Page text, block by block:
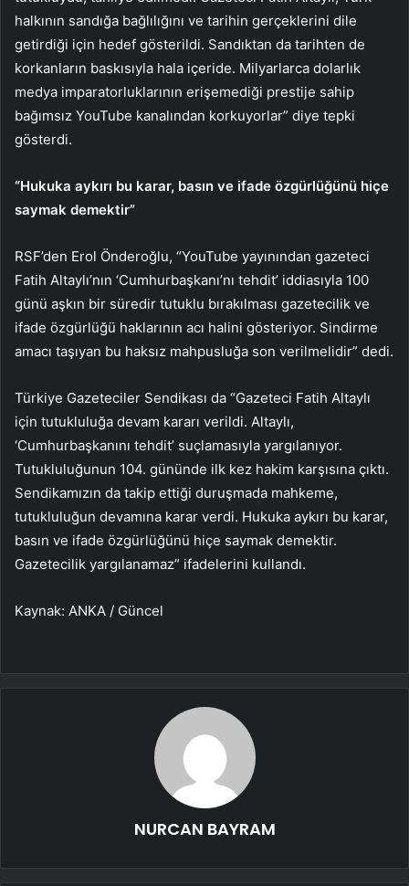
halkının sandığa bağlılığını ve tarihin gerçeklerini dile
getirdiği için hedef gösterildi. Sandıktan da tarihten de
korkanların baskısıyla hala içeride. Milyarlarca dolarlık
medya imparatorluklarının erişemediği prestije sahip
bağımsız YouTube kanalından korkuyorlar” diye tepki
gösterdi.
“Hukuka aykırı bu karar, basın ve ifade özgürlüğünü hiçe
saymak demektir”
RSF’den Erol Önderoğlu, “YouTube yayınından gazeteci
Fatih Altaylı’nın ‘Cumhurbaşkanı’nı tehdit’ iddiasıyla 100
günü aşkın bir süredir tutuklu bırakılması gazetecilik ve
ifade özgürlüğü haklarının acı halini gösteriyor. Sindirme
amacı taşıyan bu haksız mahpusluğa son verilmelidir” dedi.
Türkiye Gazeteciler Sendikası da “Gazeteci Fatih Altaylı
için tutukluluğa devam kararı verildi. Altaylı,
‘Cumhurbaşkanını tehdit’ suçlamasıyla yargılanıyor.
Tutukluluğunun 104. gününde ilk kez hakim karşısına çıktı.
Sendikamızın da takip ettiği duruşmada mahkeme,
tutukluluğun devamına karar verdi. Hukuka aykırı bu karar,
basın ve ifade özgürlüğünü hiçe saymak demektir.
Gazetecilik yargılanamaz” ifadelerini kullandı.
Kaynak: ANKA / Güncel
NURCAN BAYRAM